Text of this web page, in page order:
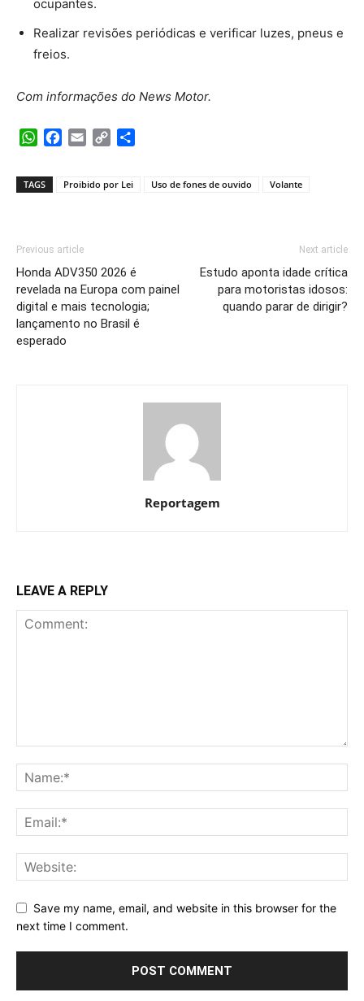
ocupantes.
Realizar revisões periódicas e verificar luzes, pneus e
freios.
Com informações do News Motor.
WhatsApp
Facebook
Email Copy
TAGS Proibido por Lei Uso de fones de ouvido Volante
Previous article
Honda ADV350 2026 é
revelada na Europa com painel
digital e mais tecnologia;
lançamento no Brasil é
esperado
Next article
Estudo aponta idade crítica
para motoristas idosos:
quando parar de dirigir?
Reportagem
LEAVE A REPLY
Save my name, email, and website in this browser for the
next time I comment.